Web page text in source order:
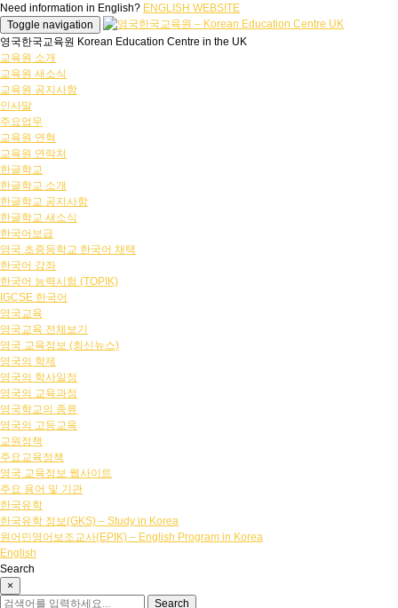
Need information in English? ENGLISH WEBSITE
Toggle navigation
영국한국교육원 Korean Education Centre in the UK
교육원 소개
교육원 새소식
교육원 공지사항
인사말
주요업무
교육원 연혁
교육원 연락처
한글학교
한글학교 소개
한글학교 공지사항
한글학교 새소식
한국어보급
영국 초중등학교 한국어 채택
한국어 강좌
한국어 능력시험 (TOPIK)
IGCSE 한국어
영국교육
영국교육 전체보기
영국 교육정보 (최신뉴스)
영국의 학제
영국의 학사일정
영국의 교육과정
영국학교의 종류
영국의 고등교육
교원정책
주요교육정책
영국 교육정보 웹사이트
주요 용어 및 기관
한국유학
한국유학 정보(GKS) – Study in Korea
원어민영어보조교사(EPIK) – English Program in Korea
English
Search
×